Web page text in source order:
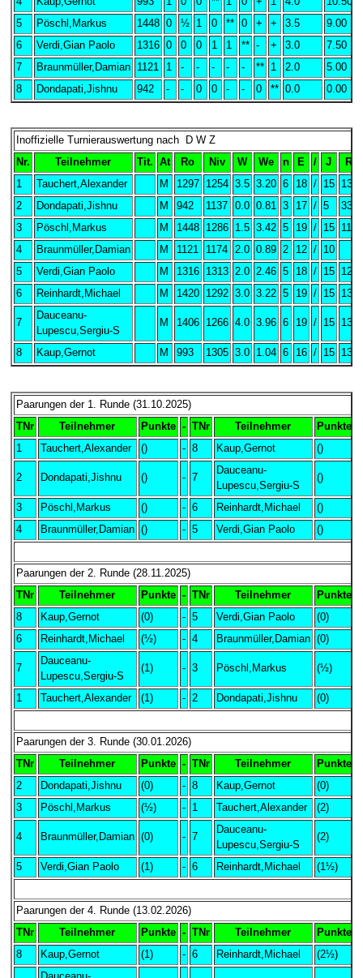
5
Pöschl,Markus 1448 0 ½ 1 0 ** 0 + + 3.5
9.00
6
Verdi,Gian Paolo 1316 0 0 0 1 1 ** - + 3.0
7.50
7
Braunmüller,Damian 1121 1 - - - - - ** 1 2.0
5.00
8
Dondapati,Jishnu 942 - - 0 0 - - 0 ** 0.0 0.00
Inoffizielle Turnierauswertung nach D W Z
Nr.
Teilnehmer Tit. At Ro Niv W We n E / J
Rh
1
Tauchert,Alexander M 1297 1254 3.5 3.20 6 18 / 15
1311
2
Dondapati,Jishnu M 942 1137 0.0 0.81 3 17 / 5
337
3
Pöschl,Markus M 1448 1286 1.5 3.42 5 19 / 15
1137
4
Braunmüller,Damian M 1121 1174 2.0 0.89 2 12 /
10
5
Verdi,Gian Paolo M 1316 1313 2.0 2.46 5 18 / 15
1241
6
Reinhardt,Michael M 1420 1292 3.0 3.22 5 19 / 15 1364
7
Dauceanu-
Lupescu,Sergiu-S
M 1406 1266 4.0 3.96 6 19 / 15 1391
8 Kaup,Gernot M 993 1305 3.0 1.04 6 16 / 15 1305
Paarungen der 1. Runde (31.10.2025)
TNr
Teilnehmer Punkte - TNr Teilnehmer Punkte
1
Tauchert,Alexander () - 8 Kaup,Gernot ()
2 Dondapati,Jishnu () - 7
Dauceanu-
Lupescu,Sergiu-S
()
3 Pöschl,Markus () - 6 Reinhardt,Michael ()
4
Braunmüller,Damian () - 5 Verdi,Gian Paolo ()
Paarungen der 2. Runde (28.11.2025)
TNr
Teilnehmer Punkte - TNr Teilnehmer Punkte
8
Kaup,Gernot (0) - 5 Verdi,Gian Paolo (0)
6
Reinhardt,Michael (½) - 4 Braunmüller,Damian (0)
7
Dauceanu-
Lupescu,Sergiu-S
(1) - 3 Pöschl,Markus (½)
1 Tauchert,Alexander (1) - 2 Dondapati,Jishnu (0)
Paarungen der 3. Runde (30.01.2026)
TNr
Teilnehmer Punkte - TNr Teilnehmer Punkte
2
Dondapati,Jishnu (0) - 8 Kaup,Gernot (0)
3
Pöschl,Markus (½) - 1 Tauchert,Alexander (2)
4 Braunmüller,Damian (0) - 7
Dauceanu-
Lupescu,Sergiu-S
(2)
5 Verdi,Gian Paolo (1) - 6 Reinhardt,Michael (1½)
Paarungen der 4. Runde (13.02.2026)
TNr
Teilnehmer Punkte - TNr Teilnehmer Punkte
8
Kaup,Gernot (1) - 6 Reinhardt,Michael (2½)